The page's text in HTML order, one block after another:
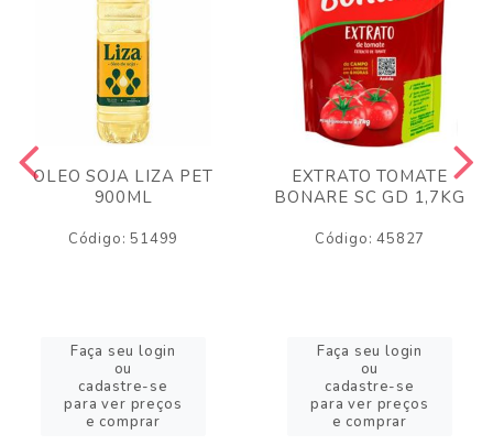
OLEO SOJA LIZA PET
900ML
Código: 51499
Faça seu login
ou
cadastre-se
para ver preços
e comprar
EXTRATO TOMATE
BONARE SC GD 1,7KG
Código: 45827
Faça seu login
ou
cadastre-se
para ver preços
e comprar